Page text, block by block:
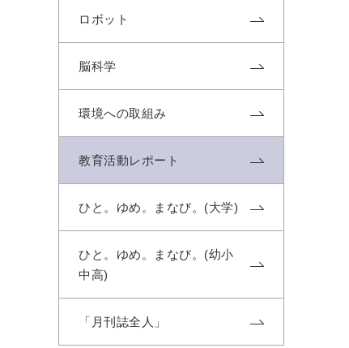
ロボット
脳科学
環境への取組み
教育活動レポート
ひと。ゆめ。まなび。(大学)
ひと。ゆめ。まなび。(幼小
中高)
「月刊誌全人」